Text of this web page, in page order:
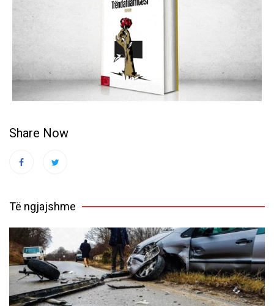
Share Now
Të ngjajshme